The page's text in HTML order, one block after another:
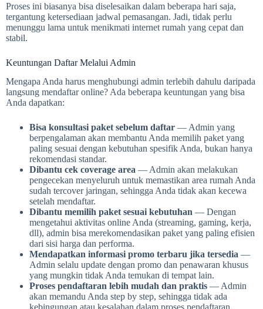
Proses ini biasanya bisa diselesaikan dalam beberapa hari saja,
tergantung ketersediaan jadwal pemasangan. Jadi, tidak perlu
menunggu lama untuk menikmati internet rumah yang cepat dan
stabil.
Keuntungan Daftar Melalui Admin
Mengapa Anda harus menghubungi admin terlebih dahulu daripada
langsung mendaftar online? Ada beberapa keuntungan yang bisa
Anda dapatkan:
Bisa konsultasi paket sebelum daftar — Admin yang
berpengalaman akan membantu Anda memilih paket yang
paling sesuai dengan kebutuhan spesifik Anda, bukan hanya
rekomendasi standar.
Dibantu cek coverage area — Admin akan melakukan
pengecekan menyeluruh untuk memastikan area rumah Anda
sudah tercover jaringan, sehingga Anda tidak akan kecewa
setelah mendaftar.
Dibantu memilih paket sesuai kebutuhan — Dengan
mengetahui aktivitas online Anda (streaming, gaming, kerja,
dll), admin bisa merekomendasikan paket yang paling efisien
dari sisi harga dan performa.
Mendapatkan informasi promo terbaru jika tersedia —
Admin selalu update dengan promo dan penawaran khusus
yang mungkin tidak Anda temukan di tempat lain.
Proses pendaftaran lebih mudah dan praktis — Admin
akan memandu Anda step by step, sehingga tidak ada